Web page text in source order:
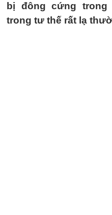
bị đông cứng
trong tư thế rất lạ